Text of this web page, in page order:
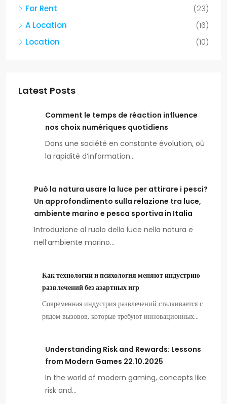
For Rent
(23)
A Location
(16)
Location
(10)
Latest Posts
Comment le temps de réaction influence
nos choix numériques quotidiens
Dans une société en constante évolution, où
la rapidité d’information…
Può la natura usare la luce per attirare i pesci?
Un approfondimento sulla relazione tra luce,
ambiente marino e pesca sportiva in Italia
Introduzione al ruolo della luce nella natura e
nell’ambiente marino…
Как технологии и психология меняют индустрию
развлечений без азартных игр
Современная индустрия развлечений сталкивается с
рядом вызовов, которые требуют инновационных…
Understanding Risk and Rewards: Lessons
from Modern Games 22.10.2025
In the world of modern gaming, concepts like
risk and…